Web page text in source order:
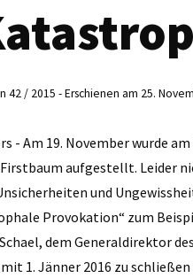
42 / 2015 - Erschienen am 25.
- Am 19. November wurde
aufgestellt. Leider
und
Provokation“ zum
dem Generaldirektor
1. Jänner 2016 zu